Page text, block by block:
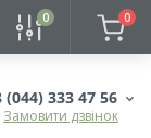
0 0
(044) 333 47 56
Замовити дзвінок